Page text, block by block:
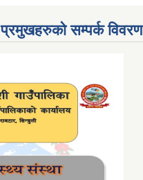
सम्पर्क विवरण